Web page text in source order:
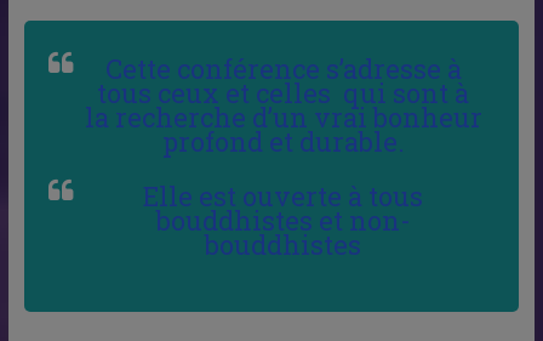
Cette conférence s’adresse à
tous ceux et celles qui sont à
la recherche d’un vrai bonheur
profond et durable.
Elle est ouverte à tous
bouddhistes et non-
bouddhistes